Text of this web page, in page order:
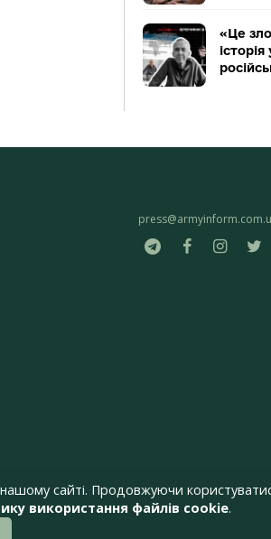
«Це
сайті. Продовжуючи
використання файлів cookie.